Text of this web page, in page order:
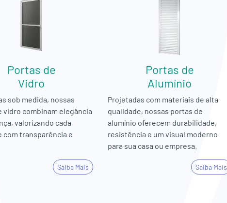
Portas de
Vidro
sob medida, nossas
vidro combinam elegância
valorizando cada
com transparência e
Saiba Mais
Portas de
Alumínio
Projetadas com materiais de alta
qualidade, nossas portas de
alumínio oferecem durabilidade,
resistência e um visual moderno
para sua casa ou empresa.
Saiba Mais